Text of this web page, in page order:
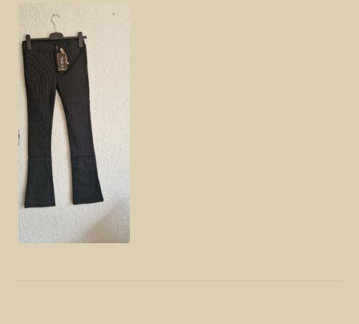
Winkelmand
Linkjes
Contact en nieuwsbrief